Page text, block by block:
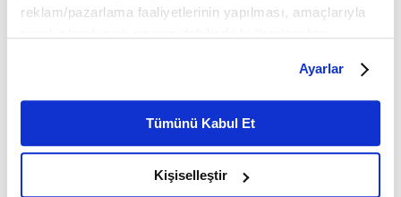
reklam/pazarlama faaliyetlerinin yapılması, amaçlarıyla
belirleyebilirsiniz. Çerezlere ilişkin detaylı bilgi için
Ayarlar butonuna tıklayabilir,Çerez Bilgilendirme
Metnimizi ziyaret edebilirsiniz.
6698 sayılı Kişisel Verilerin Korunması Kanunu uyarınca
okumak ve sitemizi ziyaretiniz kapsamında
Ayarlar
Tümünü Kabul Et
Kişiselleştir